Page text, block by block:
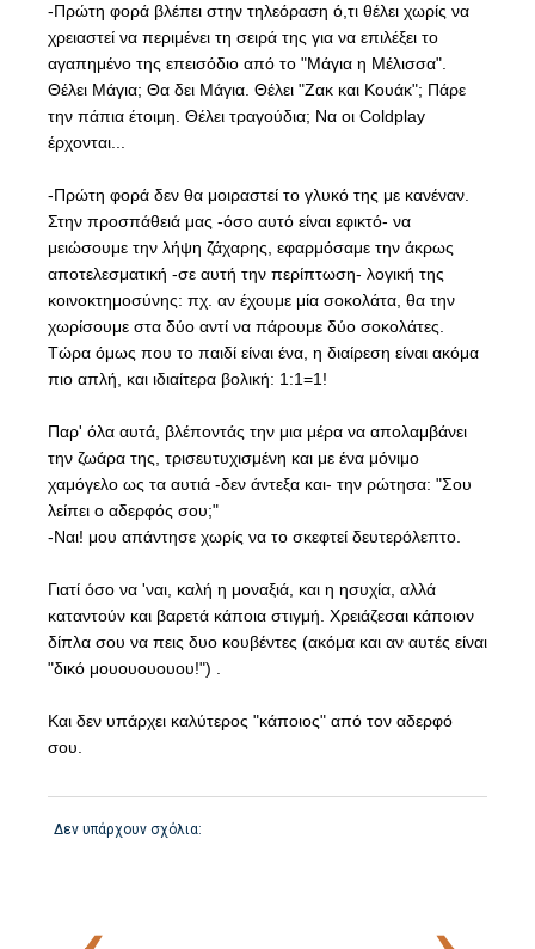
-Πρώτη φορά βλέπει στην τηλεόραση ό,τι θέλει χωρίς να
χρειαστεί να περιμένει τη σειρά της για να επιλέξει το
αγαπημένο της επεισόδιο από το "Μάγια η Μέλισσα".
Θέλει Μάγια; Θα δει Μάγια. Θέλει "Ζακ και Κουάκ"; Πάρε
την πάπια έτοιμη. Θέλει τραγούδια; Να οι Coldplay
έρχονται...
-Πρώτη φορά δεν θα μοιραστεί το γλυκό της με κανέναν.
Στην προσπάθειά μας -όσο αυτό είναι εφικτό- να
μειώσουμε την λήψη ζάχαρης, εφαρμόσαμε την άκρως
αποτελεσματική -σε αυτή την περίπτωση- λογική της
κοινοκτημοσύνης: πχ. αν έχουμε μία σοκολάτα, θα την
χωρίσουμε στα δύο αντί να πάρουμε δύο σοκολάτες.
Τώρα όμως που το παιδί είναι ένα, η διαίρεση είναι ακόμα
πιο απλή, και ιδιαίτερα βολική: 1:1=1!
Παρ' όλα αυτά, βλέποντάς την μια μέρα να απολαμβάνει
την ζωάρα της, τρισευτυχισμένη και με ένα μόνιμο
χαμόγελο ως τα αυτιά -δεν άντεξα και- την ρώτησα: "Σου
λείπει ο αδερφός σου;"
-Ναι! μου απάντησε χωρίς να το σκεφτεί δευτερόλεπτο.
Γιατί όσο να 'ναι, καλή η μοναξιά, και η ησυχία, αλλά
καταντούν και βαρετά κάποια στιγμή. Χρειάζεσαι κάποιον
δίπλα σου να πεις δυο κουβέντες (ακόμα και αν αυτές είναι
"δικό μουουουουου!") .
Και δεν υπάρχει καλύτερος "κάποιος" από τον αδερφό
σου.
Δεν υπάρχουν σχόλια: